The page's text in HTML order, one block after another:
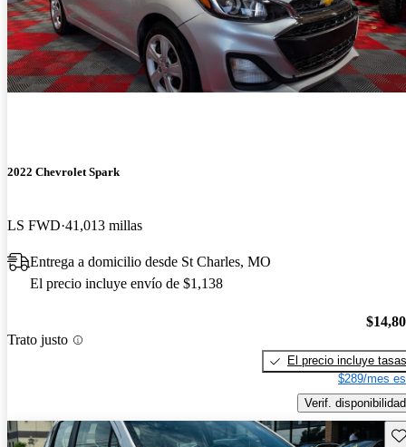
2022 Chevrolet Spark
LS FWD 41,013 millas
Entrega a domicilio desde St Charles, MO
El precio incluye envío de $1,138
Trato justo
El precio incluye tasas
$289/mes
Verif. disponibilidad